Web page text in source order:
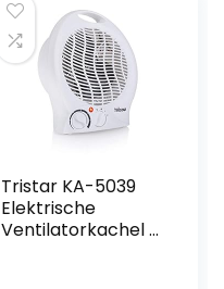
70° Oscillatie,
Draagbare
Elektrische
Verwarming Stil
voor Binnenshuis,
Kantoor
Tristar KA-5039
Elektrische
Ventilatorkachel –